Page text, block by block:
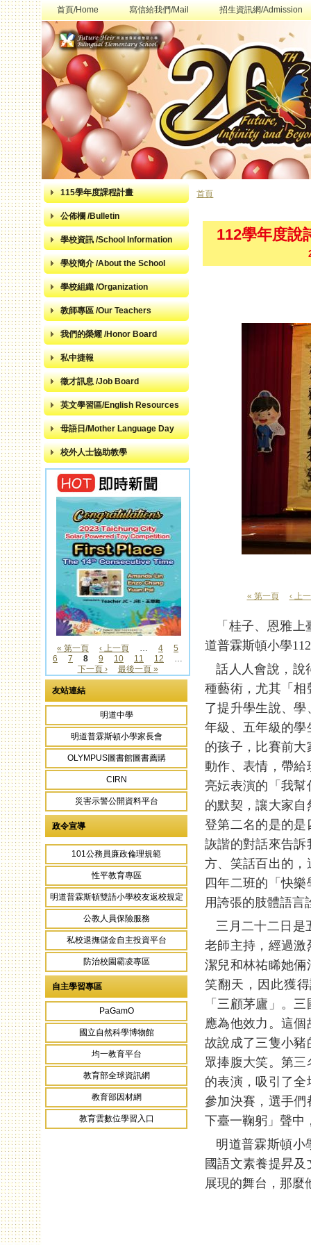
首頁/Home 寫信給我們/Mail 招生資訊網/Admission
115學年度課程計畫
公佈欄 /Bulletin
學校資訊 /School Information
學校簡介 /About the School
學校組織 /Organization
教師專區 /Our Teachers
我們的榮耀 /Honor Board
私中捷報
徵才訊息 /Job Board
英文學習區/English Resources
母語日/Mother Language Day
校外人士協助教學
頁面
« 第一頁 ‹ 上一頁 … 4
5
6
7 8 9 10 11 12
…
下一頁 ›
最後一頁 »
友站連結
明道中學
明道普霖斯頓小學家長會
OLYMPUS圖書館圖書薦購
CIRN
災害示警公開資料平台
政令宣導
101公務員廉政倫理規範
性平教育專區
明道普霖斯頓雙語小學校友返校規定
公教人員保險服務
私校退撫儲金自主投資平台
防治校園霸凌專區
自主學習專區
PaGamO
國立自然科學博物館
均一教育平台
教育部全球資訊網
教育部因材網
教育雲數位學習入口
首頁
112學年度說
頁面
« 第一頁 ‹ 上
「桂子、恩雅上
道普霖斯頓小學
話人人會說，說
種藝術，尤其「
了提升學生說、
年級、五年級的
的孩子，比賽前
動作、表情，帶
亮妘表演的「我
的默契，讓大家
登第二名的是的
詼諧的對話來告
方、笑話百出的
四年二班的「快
用誇張的肢體語言
三月二十二日是
老師主持，經過
潔兒和林祐睎她
笑翻天，因此獲
「三顧茅廬」。
應為他效力。這
故說成了三隻小
眾捧腹大笑。第
的表演，吸引了
參加決賽，選手
下臺一鞠躬」聲中
明道普霖斯頓小
國語文素養提昇
展現的舞台，那麼